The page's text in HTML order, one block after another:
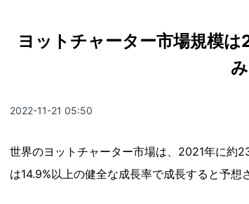
ヨットチャーター市場規模
2022-11-21 05:50
世界のヨットチャーター市場は、2021年に
は14.9%以上の健全な成長率で成長すると予想